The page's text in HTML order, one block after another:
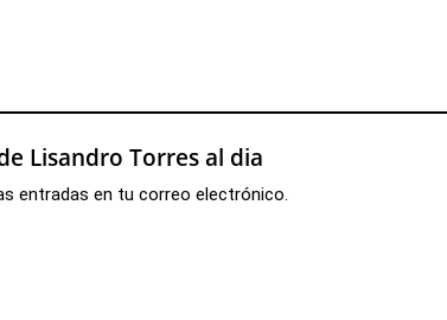
Lisandro Torres al dia
entradas en tu correo electrónico.